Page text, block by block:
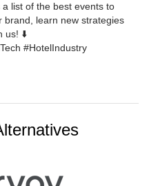
list of the best events to
brand, learn new strategies
us! ⬇️
#HotelIndustry